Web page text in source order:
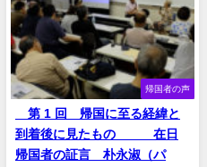
帰国者の声
第 1 回 帰国に至る経緯と
到着後に見たもの 在日
帰国者の証言 朴永淑（パ